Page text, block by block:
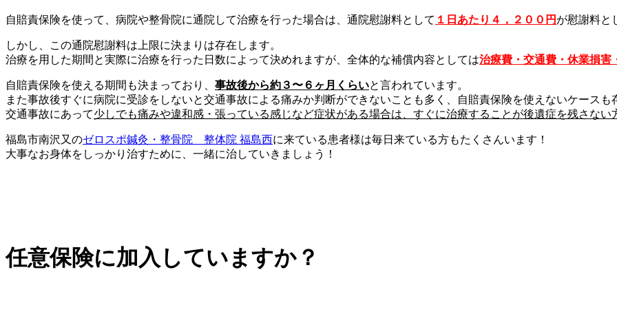
自賠責保険を使って、病院や整骨院に通院して治療を行った場合は、通院慰謝料として １日あたり４，２００円 が慰謝料と
しかし、この通院慰謝料は上限に決まりは存在します。
治療を用した期間と実際に治療を行った日数によって決めれますが、全体的な補償内容としては治療費・交通費・休業損害
自賠責保険を使える期間も決まっており、 事故後から約３〜６ヶ月くらいと言われています。
また事故後すぐに病院に受診をしないと交通事故による痛みか判断ができないことも多く、自賠責保険を使えないケースも
交通事故にあって少しでも痛みや違和感・張っている感じなど症状がある場合は、すぐに治療することが後遺症を残さない
福島市南沢又のゼロスポ鍼灸・整骨院 整体院 福島西に来ている患者様は毎日来ている方もたくさんいます！
大事なお身体をしっかり治すために、一緒に治していきましょう！
任意保険に加入していますか？